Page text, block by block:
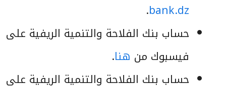
bank.dz
.
حساب بنك الفلاحة والتنمية الريفية على
فيسبوك من هنا.
حساب بنك الفلاحة والتنمية الريفية على